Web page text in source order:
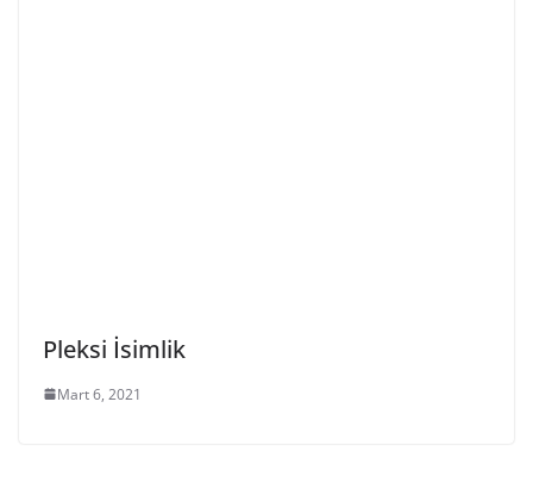
Pleksi İsimlik
Mart 6, 2021